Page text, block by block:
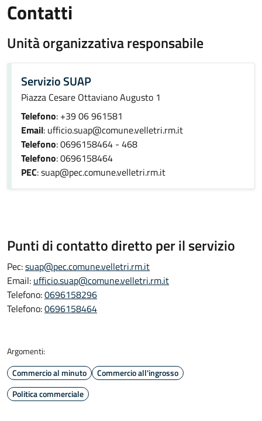
Contatti
Unità organizzativa responsabile
Servizio SUAP
Piazza Cesare Ottaviano Augusto 1
Telefono: +39 06 961581
Email: ufficio.suap@comune.velletri.rm.it
Telefono: 0696158464 - 468
Telefono: 0696158464
PEC: suap@pec.comune.velletri.rm.it
Punti di contatto diretto per il servizio
Pec:suap@pec.comune.velletri.rm.it
Email: ufficio.suap@comune.velletri.rm.it
Telefono:0696158296
Telefono:0696158464
Argomenti:
Commercio al minuto
Commercio all'ingrosso
Politica commerciale